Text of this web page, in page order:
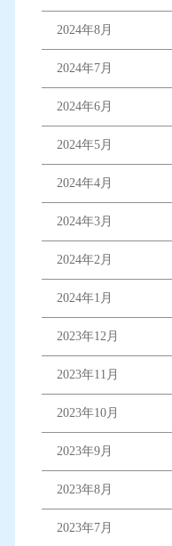
2024年8月
2024年7月
2024年6月
2024年5月
2024年4月
2024年3月
2024年2月
2024年1月
2023年12月
2023年11月
2023年10月
2023年9月
2023年8月
2023年7月